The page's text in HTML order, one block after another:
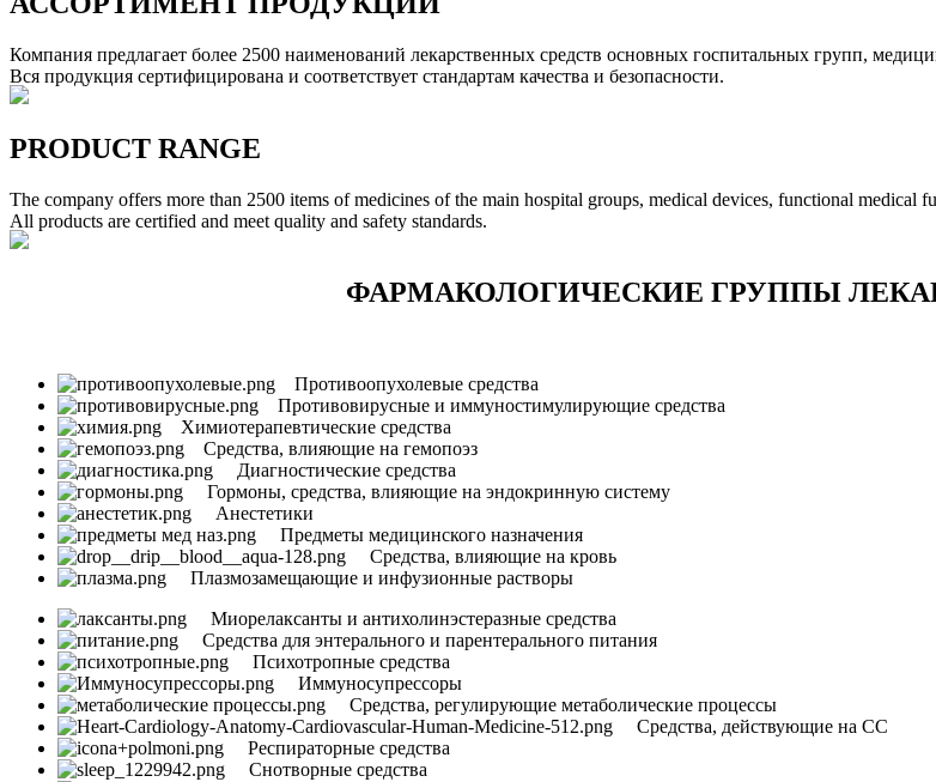
Компания предлагает более 2500 наименований лекарственных средств основных госпитальных групп,
Вся продукция сертифицирована и соответствует стандартам качества и безопасности.
PRODUCT RANGE
The company offers more than 2500 items of medicines of the main hospital groups, medical devices, functional medical
All products are certified and meet quality and safety standards.
ФАРМАКОЛОГИЧЕСКИЕ ГРУППЫ
Противоопухолевые средства
Противовирусные и иммуностимулирующие средства
Химиотерапевтические средства
Средства, влияющие на гемопоэз
Диагностические средства
Гормоны, средства, влияющие на эндокринную систему
Анестетики
Предметы медицинского назначения
Средства, влияющие на кровь
Плазмозамещающие и инфузионные растворы
Миорелаксанты и антихолинэстеразные средства
Средства для энтерального и парентерального питания
Психотропные средства
Иммуносупрессоры
Средства, регулирующие метаболические процессы
Средства, действующие на СС
Респираторные средства
Снотворные средства